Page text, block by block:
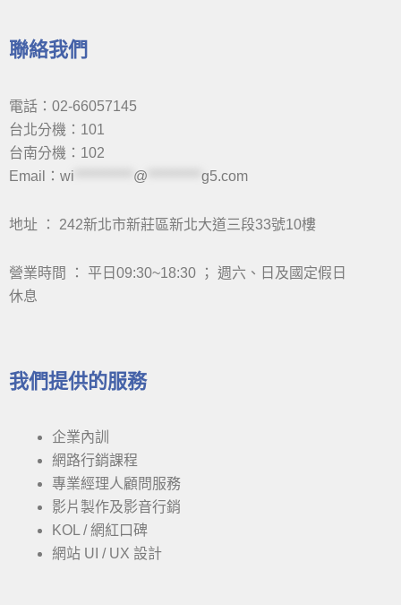
聯絡我們
電話：02-66057145
台北分機：101
台南分機：102
Email： wi @ g5.com
地址 ： 242新北市新莊區新北大道三段33號10樓
營業時間 ： 平日09:30~18:30 ； 週六、日及國定假日
休息
我們提供的服務
企業內訓
網路行銷課程
專業經理人顧問服務
影片製作及影音行銷
KOL / 網紅口碑
網站 UI / UX 設計